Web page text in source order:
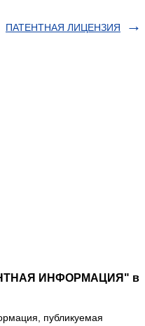
ПАТЕНТНАЯ ЛИЦЕНЗИЯ
ИНФОРМАЦИЯ" в
публикуемая